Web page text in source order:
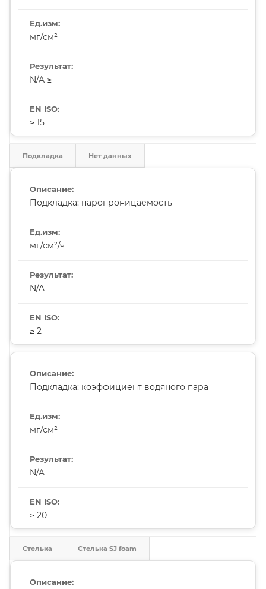
мг/см²
N/A ≥
≥ 15
Подкладка Нет данных
Подкладка: паропроницаемость
мг/см²/ч
N/A
≥ 2
Подкладка: коэффициент водяного пара
мг/см²
N/A
≥ 20
Стелька Стелька SJ foam